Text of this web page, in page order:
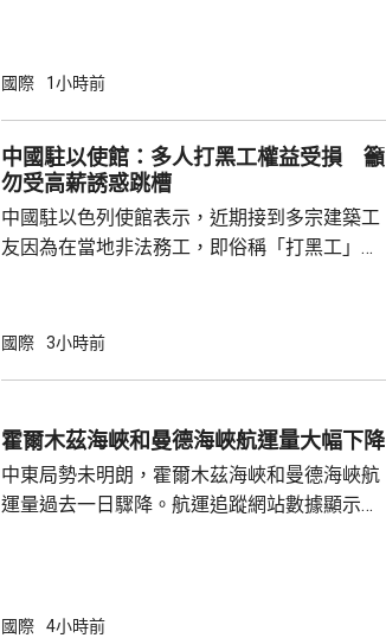
日方停止造謠抹黑，切實反躬自省，認真汲取
行，為亞洲鄰國和世界帶來深重災難，時至今
日不僅拒絕反省歷史，還故技重施，不斷炮製
周邊國家威脅等虛假敘事，掩蓋持續強軍擴...
國際 1小時前
中國駐以使館：多人打黑工權益受損 籲
勿受高薪誘惑跳槽
中國駐以色列使館表示，近期接到多宗建築工
友因為在當地非法務工，即俗稱「打黑工」，
政策要求和當地法律規定，簽訂正規勞務合
和高薪誘惑，輕易跳槽。 使館呼籲，要特別關
注以色列方面對「打黑工」行為，正採取越來
越嚴厲的清理整頓和打擊，凡被查處者均會...
國際 3小時前
霍爾木茲海峽和曼德海峽航運量大幅下降
中東局勢未明朗，霍爾木茲海峽和曼德海峽航
運量過去一日驟降。航運追蹤網站數據顯示，
的20艘。 報道指，伊朗戰事2月開始前，每日
國際 4小時前